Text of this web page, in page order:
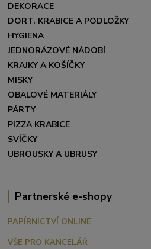
DEKORACE
DORT. KRABICE A PODLOŽKY
HYGIENA
JEDNORÁZOVÉ NÁDOBÍ
KRAJKY A KOŠÍČKY
MISKY
OBALOVÉ MATERIÁLY
PÁRTY
PIZZA KRABICE
SVÍČKY
UBROUSKY A UBRUSY
Partnerské e-shopy
PAPÍRNICTVÍ ONLINE
VŠE PRO KANCELÁŘ